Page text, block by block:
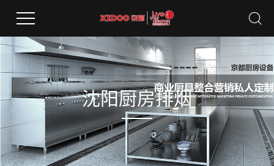
沈阳厨房排烟